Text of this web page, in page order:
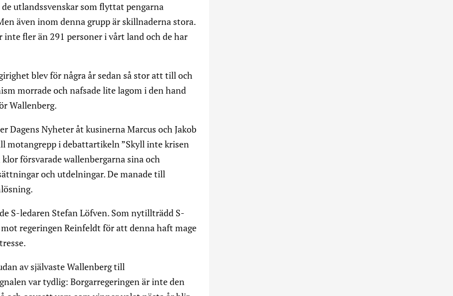
utlandssvenskar som flyttat pengarna
även inom denna grupp är skillnaderna stora.
fler än 291 personer i vårt land och de har
blev för några år sedan så stor att till och
morrade och nafsade lite lagom i den hand
Wallenberg.
Dagens Nyheter åt kusinerna Marcus och Jakob
motangrepp i debattartikeln ”Skyll inte krisen
försvarade wallenbergarna sina och
och utdelningar. De manade till
S-ledaren Stefan Löfven. Som nytillträdd S-
regeringen Reinfeldt för att denna haft mage
av självaste Wallenberg till
var tydlig: Borgarregeringen är inte den